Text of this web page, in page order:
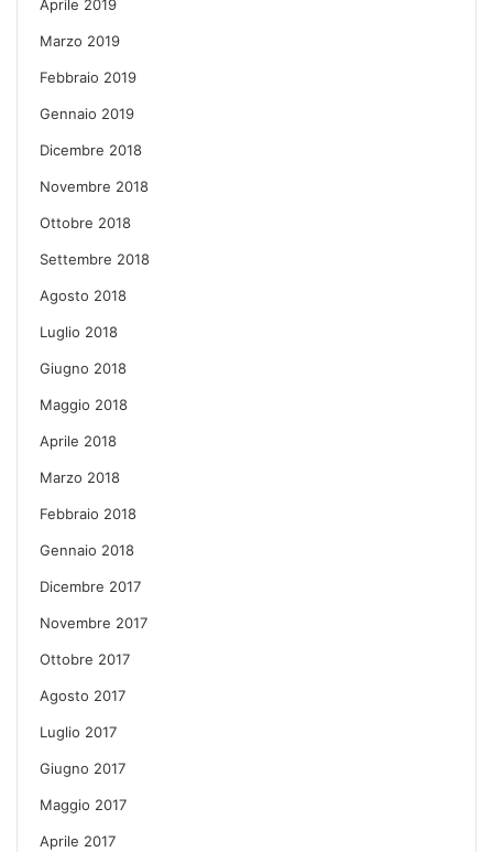
Aprile 2019
Marzo 2019
Febbraio 2019
Gennaio 2019
Dicembre 2018
Novembre 2018
Ottobre 2018
Settembre 2018
Agosto 2018
Luglio 2018
Giugno 2018
Maggio 2018
Aprile 2018
Marzo 2018
Febbraio 2018
Gennaio 2018
Dicembre 2017
Novembre 2017
Ottobre 2017
Agosto 2017
Luglio 2017
Giugno 2017
Maggio 2017
Aprile 2017